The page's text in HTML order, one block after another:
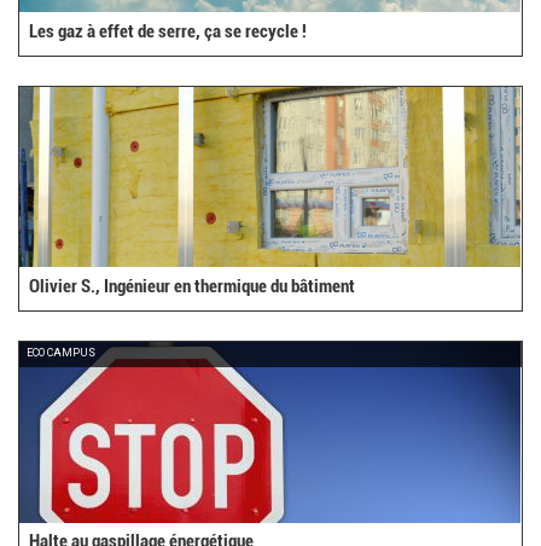
Les gaz à effet de serre, ça se recycle !
Olivier S., Ingénieur en thermique du bâtiment
ECO CAMPUS
Halte au gaspillage énergétique